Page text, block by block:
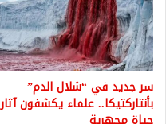
سر جديد في “شلال الدم”
بأنتاركتيكا.. علماء يكشفون آثار